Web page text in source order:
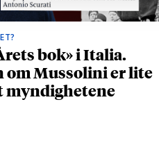
bok» i Italia.
om Mussolini er lite